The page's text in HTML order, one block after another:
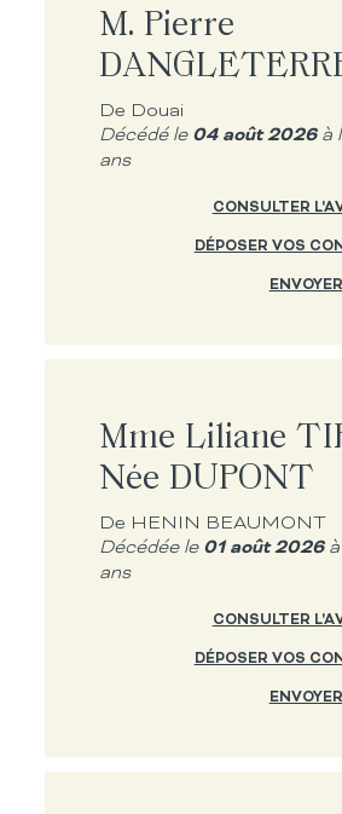
M. Pierre
De Douai
Décédé le 04 août 2026à
ans
CONSULTER
DÉPOSER VOS
Mme Liliane
Née DUPONT
De HENIN BEAUMONT
Décédée le 01 août 2026à
ans
CONSULTER
DÉPOSER VOS